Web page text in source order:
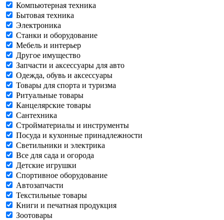
Компьютерная техника
Бытовая техника
Электроника
Станки и оборудование
Мебель и интерьер
Другое имущество
Запчасти и аксессуары для авто
Одежда, обувь и аксессуары
Товары для спорта и туризма
Ритуальные товары
Канцелярские товары
Сантехника
Стройматериалы и инструменты
Посуда и кухонные принадлежности
Светильники и электрика
Все для сада и огорода
Детские игрушки
Спортивное оборудование
Автозапчасти
Текстильные товары
Книги и печатная продукция
Зоотовары